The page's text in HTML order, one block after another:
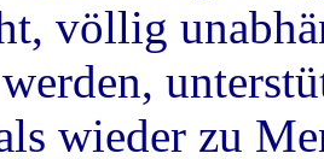
völlig
wieder zu